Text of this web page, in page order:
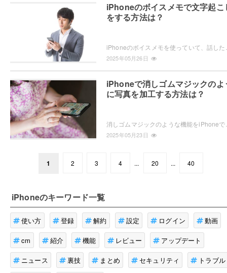
iPhoneのボイスメモで文字起こ
をする方法は？
2025年05月26日
iPhoneで消しゴムマジックのよ
に写真を加工する方法は？
2025年05月23日
1 2 3 4 ... 20 ... 40
iPhoneのキーワード一覧
使い方 登録 解約 設定 ログイン 動画
cm 紹介 機能 レビュー アップデート
ニュース 裏技 まとめ セキュリティ トラブル